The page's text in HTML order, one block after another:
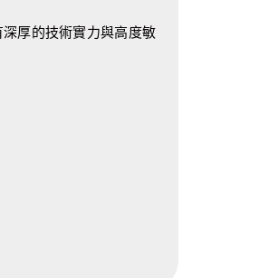
厚的技術實力與高度敏